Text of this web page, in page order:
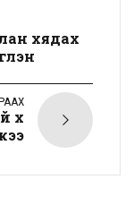
хядах